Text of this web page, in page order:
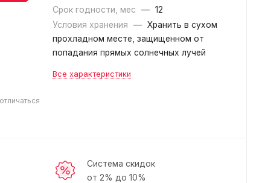
Срок годности, мес
— 12
Условия хранения
— Хранить в сухом
прохладном месте, защищенном от
попадания прямых солнечных лучей
Все характеристики
Система скидок
от 2% до 10%